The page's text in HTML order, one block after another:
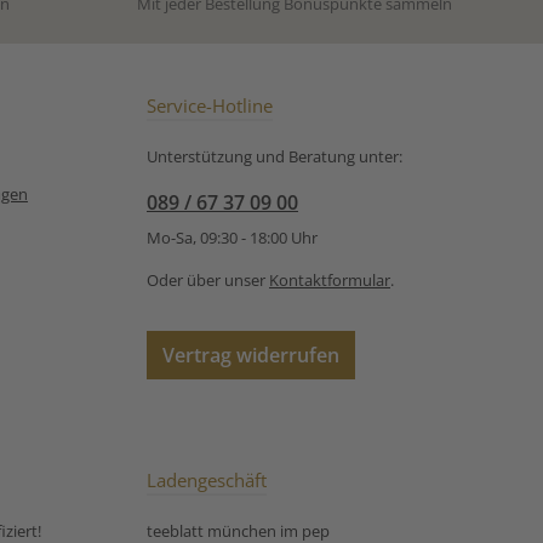
& kleine
Beetestücke,
kandierte
oder als Eistee – dieser Tee
Zutaten:Apfelstücke (Apfel,
Zitronensäure), Weinbeeren,
Karottenstücke, kandierte
Zucker), Rote Beetestücke,
Aroma, Kornblumenblüten.
Zubereitungsempfehlung
Service-Hotline
Unterstützung und Beratung unter:
089 / 67 37 09 00
Mo-Sa, 09:30 - 18:00 Uhr
Oder über unser Kontaktformular.
Vertrag widerrufen
Ladengeschäft
teeblatt münchen im pep